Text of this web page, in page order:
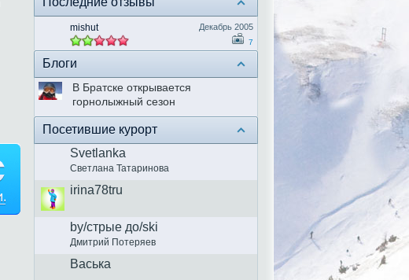
mishut Декабрь 2005
7
Блоги
В Братске открывается
горнолыжный сезон
Посетившие курорт
Svetlanka
Светлана Татаринова
irina78tru
by/стрые до/ski
Дмитрий Потеряев
Васька